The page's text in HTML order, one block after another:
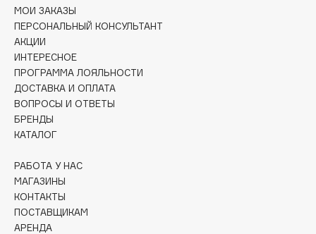
Club De Nuit
Collagenina
Consly
CosRX
Cottolina
Crescina
Curaprox
D
МОИ ЗАКАЗЫ
ПЕРСОНАЛЬНЫЙ КОНСУЛЬТАНТ
АКЦИИ
ИНТЕРЕСНОЕ
ПРОГРАММА ЛОЯЛЬНОСТИ
ДОСТАВКА И ОПЛАТА
ВОПРОСЫ И ОТВЕТЫ
БРЕНДЫ
КАТАЛОГ
РАБОТА У НАС
МАГАЗИНЫ
КОНТАКТЫ
ПОСТАВЩИКАМ
АРЕНДА